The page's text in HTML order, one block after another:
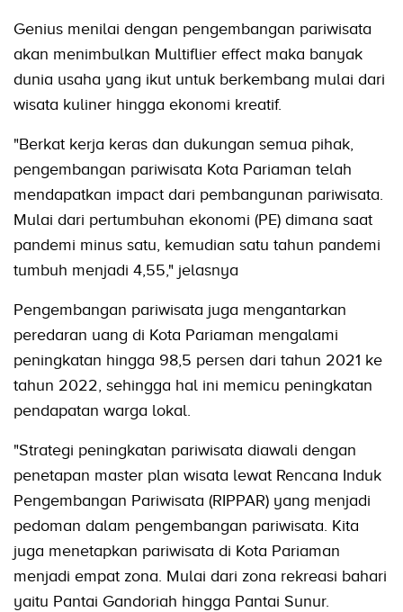
Genius menilai dengan pengembangan pariwisata
akan menimbulkan Multiflier effect maka banyak
dunia usaha yang ikut untuk berkembang mulai dari
wisata kuliner hingga ekonomi kreatif.
"Berkat kerja keras dan dukungan semua pihak,
pengembangan pariwisata Kota Pariaman telah
mendapatkan impact dari pembangunan pariwisata.
Mulai dari pertumbuhan ekonomi (PE) dimana saat
pandemi minus satu, kemudian satu tahun pandemi
tumbuh menjadi 4,55," jelasnya
Pengembangan pariwisata juga mengantarkan
peredaran uang di Kota Pariaman mengalami
peningkatan hingga 98,5 persen dari tahun 2021 ke
tahun 2022, sehingga hal ini memicu peningkatan
pendapatan warga lokal.
"Strategi peningkatan pariwisata diawali dengan
penetapan master plan wisata lewat Rencana Induk
Pengembangan Pariwisata (RIPPAR) yang menjadi
pedoman dalam pengembangan pariwisata. Kita
juga menetapkan pariwisata di Kota Pariaman
menjadi empat zona. Mulai dari zona rekreasi bahari
yaitu Pantai Gandoriah hingga Pantai Sunur.